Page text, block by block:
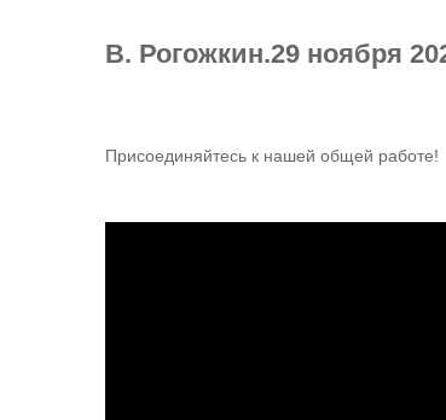
В. Рогожкин.29 ноября
Присоединяйтесь к нашей общей работе!